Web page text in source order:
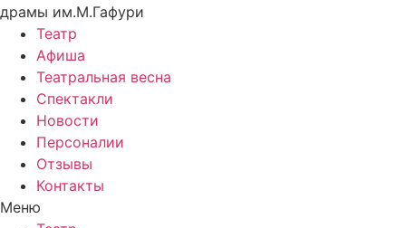
драмы им.М.Гафури
Театр
Афиша
Театральная весна
Спектакли
Новости
Персоналии
Отзывы
Контакты
Меню